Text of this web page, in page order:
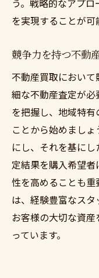
う。戦略的なアプ
を実現することが可
競争力を持つ不動
不動産買取におい
細な不動産査定が
を把握し、地域特
ことから始めまし
にし、それを基に
定結果を購入希望
性を高めることも
は、経験豊富なスタ
お客様の大切な資
っています。